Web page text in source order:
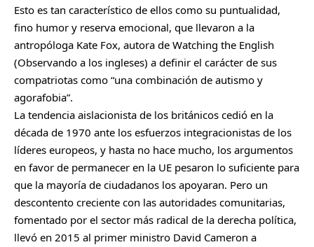
Esto es tan característico de ellos como su puntualidad,
fino humor y reserva emocional, que llevaron a la
antropóloga Kate Fox, autora de Watching the English
(Observando a los ingleses) a definir el carácter de sus
compatriotas como “una combinación de autismo y
agorafobia”.
La tendencia aislacionista de los británicos cedió en la
década de 1970 ante los esfuerzos integracionistas de los
líderes europeos, y hasta no hace mucho, los argumentos
en favor de permanecer en la UE pesaron lo suficiente para
que la mayoría de ciudadanos los apoyaran. Pero un
descontento creciente con las autoridades comunitarias,
fomentado por el sector más radical de la derecha política,
llevó en 2015 al primer ministro David Cameron a